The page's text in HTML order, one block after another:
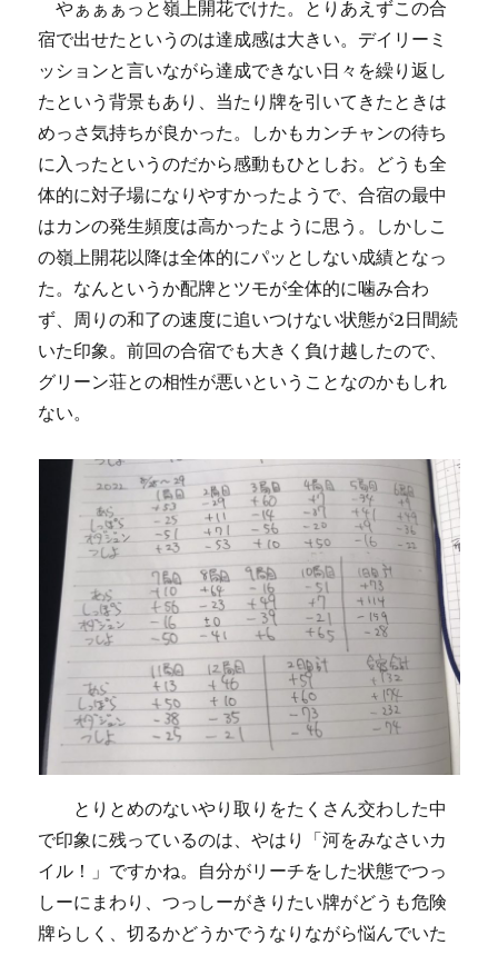
やぁぁぁっと嶺上開花でけた。とりあえずこの合
宿で出せたというのは達成感は大きい。デイリーミ
ッションと言いながら達成できない日々を繰り返し
たという背景もあり、当たり牌を引いてきたときは
めっさ気持ちが良かった。しかもカンチャンの待ち
に入ったというのだから感動もひとしお。どうも全
体的に対子場になりやすかったようで、合宿の最中
はカンの発生頻度は高かったように思う。しかしこ
の嶺上開花以降は全体的にパッとしない成績となっ
た。なんというか配牌とツモが全体的に噛み合わ
ず、周りの和了の速度に追いつけない状態が2日間続
いた印象。前回の合宿でも大きく負け越したので、
グリーン荘との相性が悪いということなのかもしれ
ない。
とりとめのないやり取りをたくさん交わした中
で印象に残っているのは、やはり「河をみなさいカ
イル！」ですかね。自分がリーチをした状態でつっ
しーにまわり、つっしーがきりたい牌がどうも危険
牌らしく、切るかどうかでうなりながら悩んでいた